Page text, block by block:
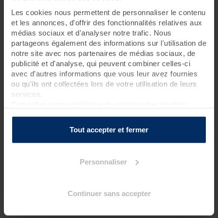
Les cookies nous permettent de personnaliser le contenu
et les annonces, d'offrir des fonctionnalités relatives aux
médias sociaux et d'analyser notre trafic. Nous
partageons également des informations sur l'utilisation de
notre site avec nos partenaires de médias sociaux, de
publicité et d'analyse, qui peuvent combiner celles-ci
avec d'autres informations que vous leur avez fournies
ou qu'ils ont collectées lors de votre utilisation de leurs
services.
Tout accepter et fermer
Personnaliser
Continuer sans accepter
1 jour • 2 soins
Les bienfaits du spa dans un lieu unique ! Laissez-vous
envoûter pour lâcher prise et retrouver une sérénité intérieure.
Rituel possible tous les jours.
Rendez-vous à 8h40 pour une réservation le matin
Rendez-vous à 13h40 pour une réservation l’après-midi
Pour connaître l’heure de début de votre premier
votre venue.
1 massage du monde au choix parmi : abhyanga, californien,